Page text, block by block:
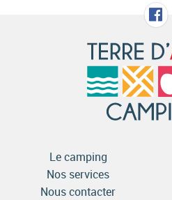
Le camping
Nos services
Nous contacter